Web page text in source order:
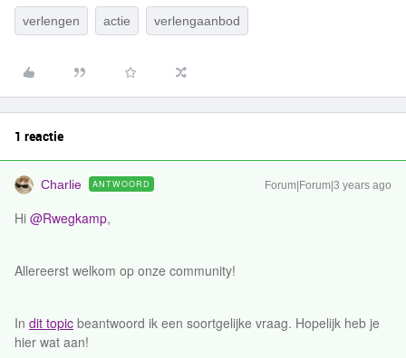
verlengen actie verlengaanbod
1 reactie
Charlie ANTWOORD Forum|Forum|3 years ago
Hi @Rwegkamp,
Allereerst welkom op onze community!
In dit topic beantwoord ik een soortgelijke vraag. Hopelijk heb je
hier wat aan!